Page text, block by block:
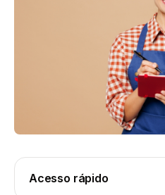
Acesso rápido